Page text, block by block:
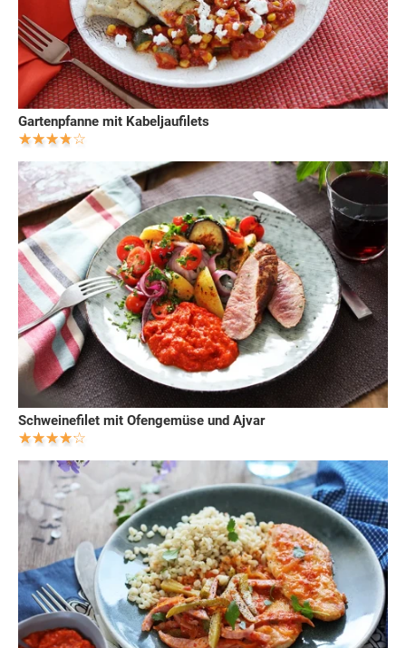
Gartenpfanne mit Kabeljaufilets
Schweinefilet mit Ofengemüse und Ajvar